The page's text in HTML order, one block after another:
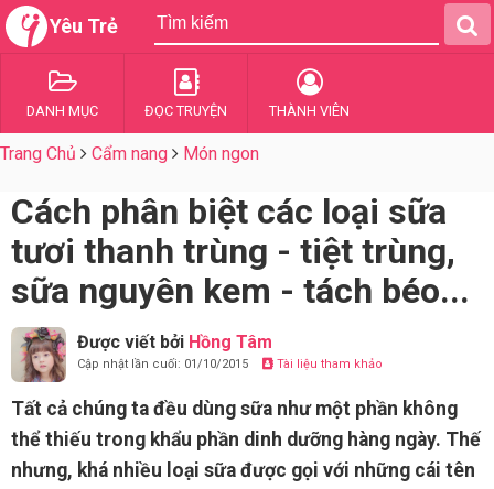
Yêu Trẻ
DANH MỤC ĐỌC TRUYỆN THÀNH VIÊN
Trang Chủ Cẩm nang Món ngon
Cách phân biệt các loại sữa
tươi thanh trùng - tiệt trùng,
sữa nguyên kem - tách béo...
Được viết bởi Hồng Tâm
Cập nhật lần cuối: 01/10/2015 Tài liệu tham khảo
Tất cả chúng ta đều dùng sữa như một phần không
thể thiếu trong khẩu phần dinh dưỡng hàng ngày. Thế
nhưng, khá nhiều loại sữa được gọi với những cái tên